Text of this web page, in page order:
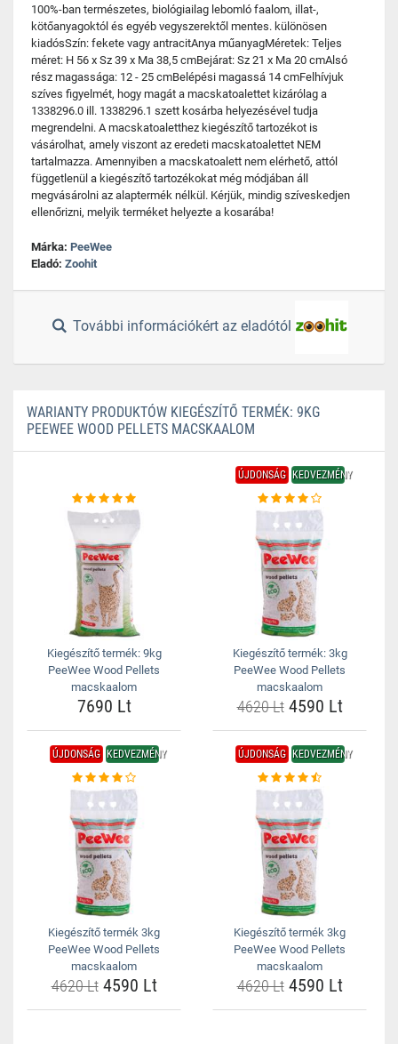
100%-ban természetes, biológiailag lebomló faalom, illat-,
kötőanyagoktól és egyéb vegyszerektől mentes. különösen
kiadósSzín: fekete vagy antracitAnya műanyagMéretek: Teljes
méret: H 56 x Sz 39 x Ma 38,5 cmBejárat: Sz 21 x Ma 20 cmAlsó
rész magassága: 12 - 25 cmBelépési magassá 14 cmFelhívjuk
szíves figyelmét, hogy magát a macskatoalettet kizárólag a
1338296.0 ill. 1338296.1 szett kosárba helyezésével tudja
megrendelni. A macskatoaletthez kiegészítő tartozékot is
vásárolhat, amely viszont az eredeti macskatoalettet NEM
tartalmazza. Amennyiben a macskatoalett nem elérhető, attól
függetlenül a kiegészítő tartozékokat még módjában áll
megvásárolni az alaptermék nélkül. Kérjük, mindig szíveskedjen
ellenőrizni, melyik terméket helyezte a kosarába!
Márka: PeeWee
Eladó: Zoohit
További információkért az eladótól
WARIANTY PRODUKTÓW KIEGÉSZÍTŐ TERMÉK: 9KG
PEEWEE WOOD PELLETS MACSKAALOM
Kiegészítő termék: 9kg
PeeWee Wood Pellets
macskaalom
7690 Lt
ÚJDONSÁG KEDVEZMÉNY
Kiegészítő termék: 3kg
PeeWee Wood Pellets
macskaalom
4620 Lt4590 Lt
ÚJDONSÁG KEDVEZMÉNY
Kiegészítő termék 3kg
PeeWee Wood Pellets
macskaalom
4620 Lt4590 Lt
ÚJDONSÁG KEDVEZMÉNY
Kiegészítő termék 3kg
PeeWee Wood Pellets
macskaalom
4620 Lt4590 Lt